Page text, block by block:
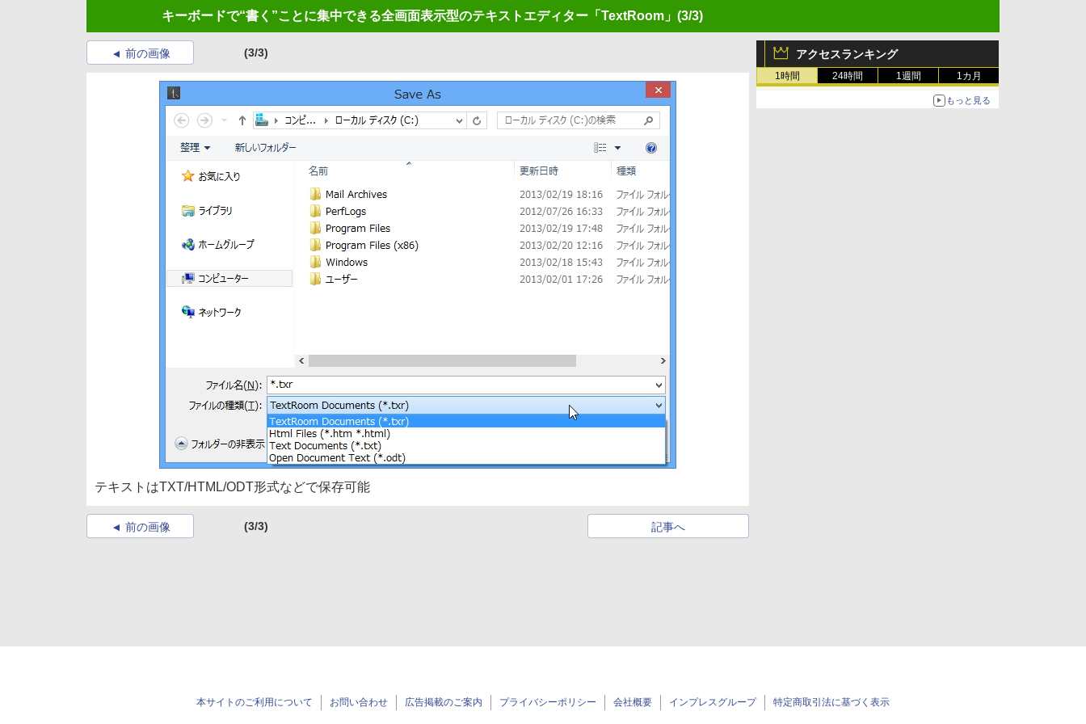
キーボードで“書く”ことに集中できる全画面表示型のテキストエディター「TextRoom」 (3/3)
アクセスランキング
1時間 24時間 1週間 1カ月
もっと見る
前の画像 (3/3)
テキストはTXT/HTML/ODT形式などで保存可能
前の画像 (3/3) 記事へ
本サイトのご利用について お問い合わせ 広告掲載のご案内 プライバシーポリシー 会社概要 インプレスグループ 特定商取引法に基づく表示